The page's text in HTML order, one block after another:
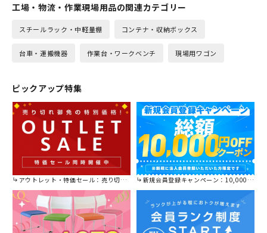
工場・物流・作業現場用品の関連カテゴリー
スチールラック・中軽量棚 コンテナ・収納ボックス
台車・運搬機器 作業台・ワークベンチ 現場用ワゴン
ピックアップ特集
アウトレット・特価セール：売り切れ御免の特別価格！ 新規会員登録キャンペーン：10,000円OFFクーポン進呈中！